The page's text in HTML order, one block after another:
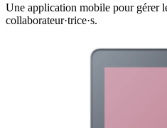
Une application mobile pour gérer
collaborateur·trice·s.